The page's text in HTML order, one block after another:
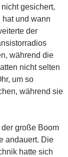
gesichert,
hat und wann
der
während die
nicht selten
um so
während sie
große Boom
andauert. Die
hatte sich